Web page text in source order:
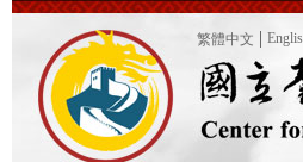
繁體中文